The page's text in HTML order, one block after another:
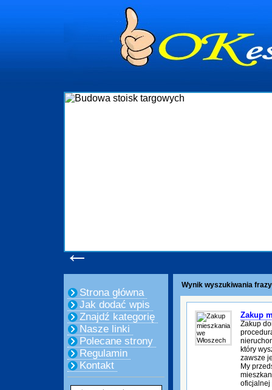
←
Strona główna
Jak dodać wpis
Znajdź kategorię
Nasze linki
Polecane strony
Regulamin
Kontakt
Wynik wyszukiwania
Zakup
Zakup
który
zawsze
My
oficjalnej